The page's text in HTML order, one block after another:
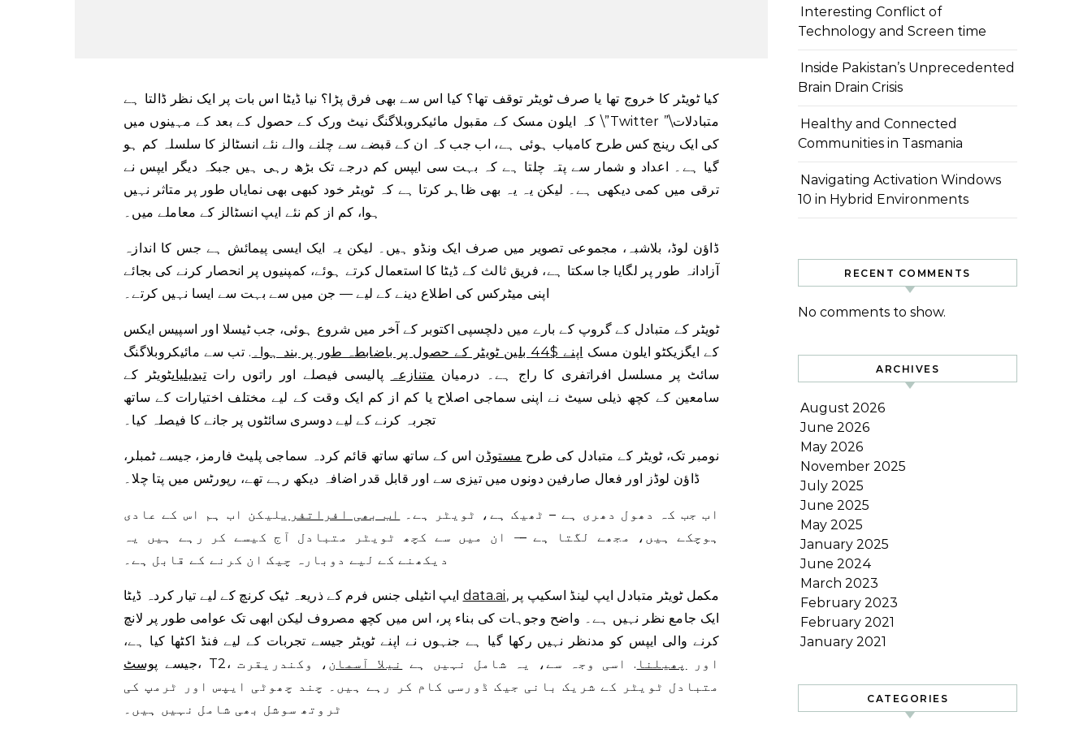
کیا ٹویٹر کا خروج تھا یا صرف ٹویٹر توقف تھا؟ کیا اس سے بھی فرق پڑا؟ نیا ڈیٹا اس بات پر ایک نظر ڈالتا ہے
کہ ایلون مسک کے مقبول مائیکروبلاگنگ نیٹ ورک کے حصول کے بعد کے مہینوں میں \”Twitter متبادلات\”
کی ایک رینج کس طرح کامیاب ہوئی ہے، اب جب کہ ان کے قبضے سے چلنے والے نئے انسٹالز کا سلسلہ کم ہو
گیا ہے۔ اعداد و شمار سے پتہ چلتا ہے کہ بہت سی ایپس کم درجے تک بڑھ رہی ہیں جبکہ دیگر ایپس نے
ترقی میں کمی دیکھی ہے۔ لیکن یہ یہ بھی ظاہر کرتا ہے کہ ٹویٹر خود کبھی بھی نمایاں طور پر متاثر نہیں
ہوا، کم از کم نئے ایپ انسٹالز کے معاملے میں۔
ڈاؤن لوڈ، بلاشبہ، مجموعی تصویر میں صرف ایک ونڈو ہیں۔ لیکن یہ ایک ایسی پیمائش ہے جس کا اندازہ
آزادانہ طور پر لگایا جا سکتا ہے، فریق ثالث کے ڈیٹا کا استعمال کرتے ہوئے، کمپنیوں پر انحصار کرنے کی بجائے
اپنی میٹرکس کی اطلاع دینے کے لیے — جن میں سے بہت سے ایسا نہیں کرتے۔
ٹویٹر کے متبادل کے گروپ کے بارے میں دلچسپی اکتوبر کے آخر میں شروع ہوئی، جب ٹیسلا اور اسپیس ایکس
کے ایگزیکٹو ایلون مسک اپنے $44 بلین ٹویٹر کے حصول پر باضابطہ طور پر بند ہوا۔
. تب سے مائیکروبلاگنگ
سائٹ پر مسلسل افراتفری کا راج ہے۔ درمیان متنازعہ پالیسی فیصلے اور راتوں راتتبدیلیاںٹویٹر کے
سامعین کے کچھ ذیلی سیٹ نے اپنی سماجی اصلاح یا کم از کم ایک وقت کے لیے مختلف اختیارات کے ساتھ
تجربہ کرنے کے لیے دوسری سائٹوں پر جانے کا فیصلہ کیا۔
نومبر تک، ٹویٹر کے متبادل کی طرح مستوڈن اس کے ساتھ ساتھ قائم کردہ سماجی پلیٹ فارمز، جیسے ٹمبلر،
ڈاؤن لوڈز اور فعال صارفین دونوں میں تیزی سے اور قابل قدر اضافہ دیکھ رہے تھے، رپورٹس میں پتا چلا۔
اب جب کہ دھول دھری ہے – ٹھیک ہے، ٹویٹر ہے۔ اب بھی افراتفریلیکن اب ہم اس کے عادی
ہوچکے ہیں، مجھے لگتا ہے –– ان میں سے کچھ ٹویٹر متبادل آج کیسے کر رہے ہیں یہ
دیکھنے کے لیے دوبارہ چیک ان کرنے کے قابل ہے۔
data.ai, مکمل ٹویٹر متبادل ایپ لینڈ اسکیپ پر
ایک جامع نظر نہیں ہے۔ واضح وجوہات کی بناء پر، اس میں کچھ مصروف لیکن ابھی تک عوامی طور پر لانچ
کرنے والی ایپس کو مدنظر نہیں رکھا گیا ہے جنہوں نے اپنے ٹویٹر جیسے تجربات کے لیے فنڈ اکٹھا کیا ہے،
جیسے پوسٹ ، T2، اور پھیلنا . اسی وجہ سے، یہ شامل نہیں ہے نیلا آسمان ، وکندریقرت
متبادل ٹویٹر کے شریک بانی جیک ڈورسی کام کر رہے ہیں۔ چند چھوٹی ایپس اور ٹرمپ کی
ٹروتھ سوشل بھی شامل نہیں ہیں۔
Interesting Conflict of
Technology and Screen time
Inside Pakistan’s Unprecedented
Brain Drain Crisis
Healthy and Connected
Communities in Tasmania
Navigating Activation Windows
10 in Hybrid Environments
RECENT COMMENTS
No comments to show.
ARCHIVES
August 2026
June 2026
May 2026
November 2025
July 2025
June 2025
May 2025
January 2025
June 2024
March 2023
February 2023
February 2021
January 2021
CATEGORIES